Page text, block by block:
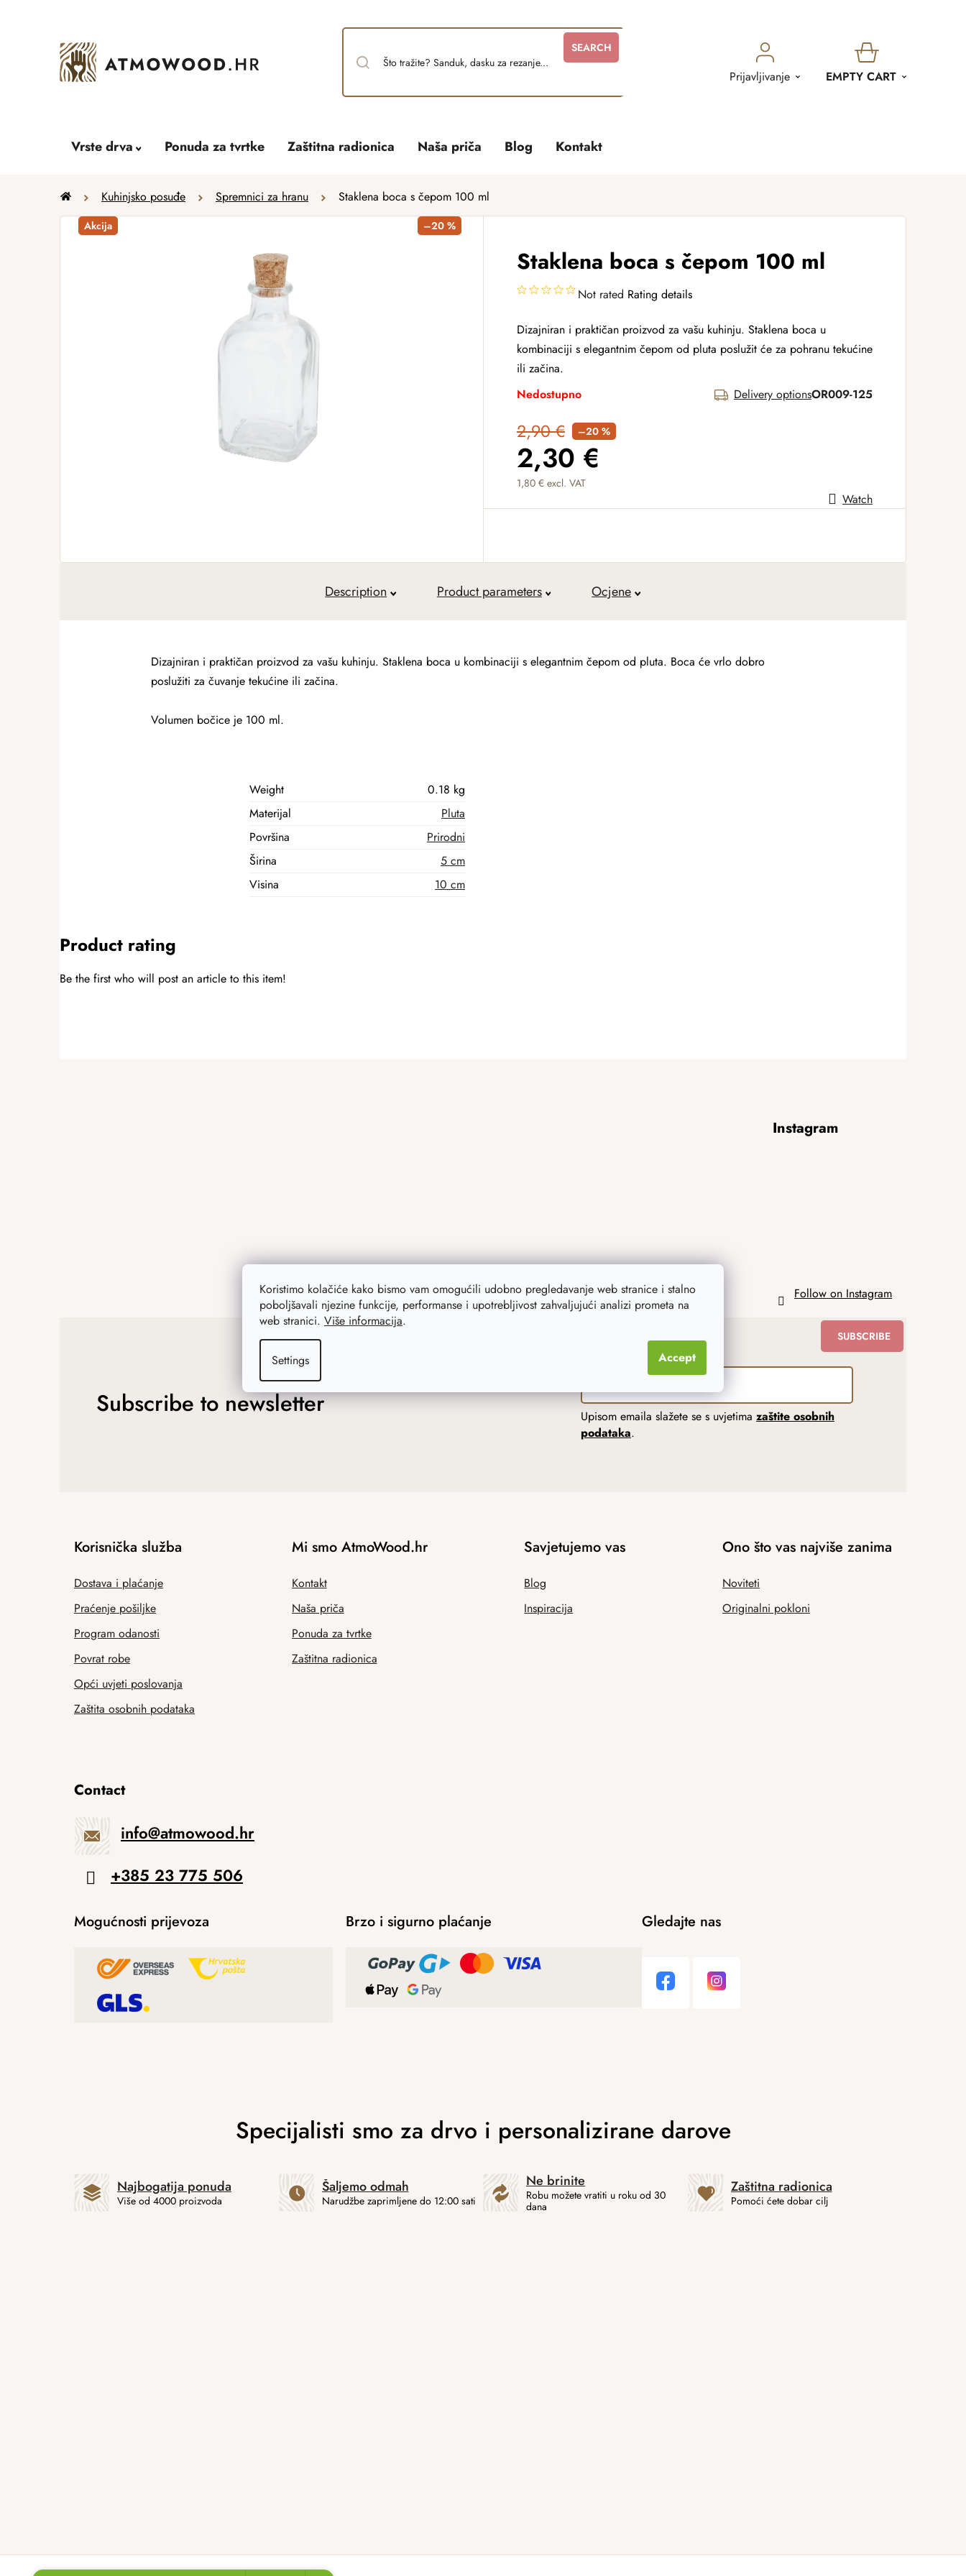
Koristimo kolačiće kako bismo vam omogućili udobno pregledavanje web stranice i stalno
poboljšavali njezine funkcije, performanse i upotrebljivost zahvaljujući analizi prometa na
web stranici. Više informacija.
Settings Accept
SEARCH
Prijavljivanje
SHOPPING
EMPTY CART
Vrste drva Ponuda za tvrtke Zaštitna radionica Naša priča Blog Kontakt
Home Kuhinjsko posuđe Spremnici za hranu Staklena boca s čepom 100 ml
Staklena boca s čepom 100 ml
Not rated Rating details
Dizajniran i praktičan proizvod za vašu kuhinju. Staklena boca u
kombinaciji s elegantnim čepom od pluta poslužit će za pohranu tekućine
ili začina.
Nedostupno
Delivery optionsOR009-125
2,90 € –20 %
2,30 €
1,80 € excl. VAT
Measure price: Watch
Akcija –20 %
Description Product parameters Ocjene
Dizajniran i praktičan proizvod za vašu kuhinju. Staklena boca u kombinaciji s elegantnim čepom od pluta. Boca će vrlo dobro
poslužiti za čuvanje tekućine ili začina.
Volumen bočice je 100 ml.
Weight
0.18 kg
Materijal
Pluta
Površina
Prirodni
Širina
5 cm
Visina
10 cm
Product rating
Be the first who will post an article to this item!
Instagram
Follow on Instagram
Subscribe to newsletter Upisom emaila slažete se s uvjetima zaštite osobnih
podataka.
SUBSCRIBE
Korisnička služba
Dostava i plaćanje
Praćenje pošiljke
Program odanosti
Povrat robe
Opći uvjeti poslovanja
Zaštita osobnih podataka
Mi smo AtmoWood.hr
Kontakt
Naša priča
Ponuda za tvrtke
Zaštitna radionica
Savjetujemo vas
Blog
Inspiracija
Ono što vas najviše zanima
Noviteti
Originalni pokloni
Contact
info@atmowood.hr
+385 23 775 506
Mogućnosti prijevoza Brzo i sigurno plaćanje Gledajte nas
Najbogatija ponuda
Više od 4000 proizvoda
Šaljemo odmah
Narudžbe zaprimljene do 12:00 sati
Ne brinite
Robu možete vratiti u roku od 30
dana
Zaštitna radionica
Pomoći ćete dobar cilj